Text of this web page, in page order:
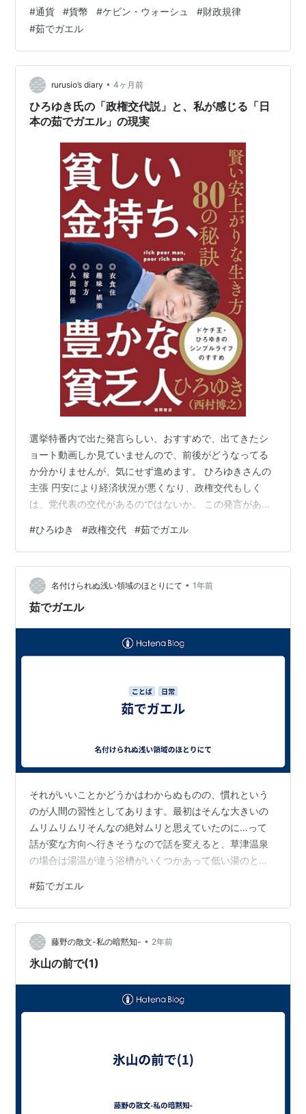
にはその危機感すらない。このまま座して死を待つの
か、それとも残された余力を投じて「一太刀」浴びせる
のか。ドリームかもしれないが、これこそが「予後」を
マシにする唯一の外科手術である。 1. ウルトラC：日銀
保有株の「自己株買い・消却」 金融はこれまで政府にし
ゃぶり尽くされ、ボロボロの状態だ。まず着手す…
#通貨 #貨幣 #ケビン・ウォーシュ #財政規律
#茹でガエル
rurusio’s diary • 4ヶ月前
ひろゆき氏の「政権交代説」と、私が感じる「日
本の茹でガエル」の現実
選挙特番内で出た発言らしい、おすすめで、出てきたシ
ョート動画しか見ていませんので、前後がどうなってる
か分かりませんが、気にせず進めます。 ひろゆきさんの
主張 円安により経済状況が悪くなり、政権交代もしく
は、党代表の交代があるのではないか。 この発言があっ
しいが、高市政権は長く続くと思っています。 理由 1.ひ
ろゆき氏は「生活が苦しい＝政権交代」と考えますが、
現実は違います。 低所得層のパラドックス: 物価高で最
も苦しむ層が、皮肉にも「強い言葉」や「ナショナリズ
ム」を掲げる政権を熱狂的に支持する現象（欧米の右派
#ひろゆき #政権交代 #茹でガエル
名付けられぬ浅い領域のほとりにて • 1年前
茹でガエル
それがいいことかどうかはわからぬものの、慣れという
のが人間の習性としてあります。最初はそんな大きいの
ムリムリムリそんなの絶対ムリと思えていたのに…って
話が変な方向へ行きそうなので話を変えると、草津温泉
の場合は湯温が違う浴槽がいくつかあって低い湯のとこ
とがありました。 じわじわと環境が変化してもその都度
慣れてしまい→そのうち致命的な状況の一歩手前だとし
ても緩慢な変化に慣れてしまったがゆえに危機を危機と
思わなくなってしまって→のでそのままたいした行動を
せず→死に至る、という趣旨の茹でカエル理論というの
#茹でガエル
藤野の散文-私の暗黙知- • 2年前
氷山の前で(1)